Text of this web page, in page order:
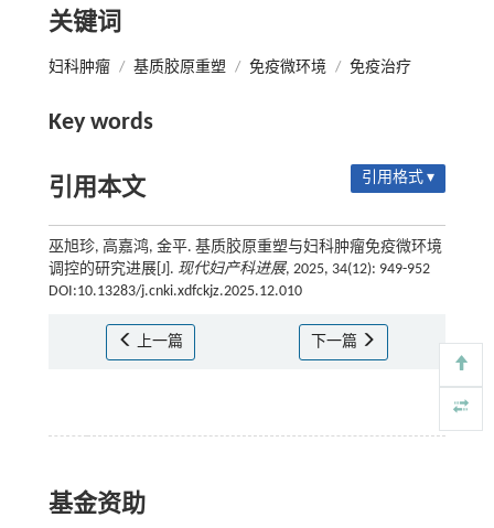
关键词
妇科肿瘤 / 基质胶原重塑 / 免疫微环境 / 免疫治疗
Key words
引用本文 引用格式 ▾
巫旭珍, 高嘉鸿, 金平. 基质胶原重塑与妇科肿瘤免疫微环境
调控的研究进展[J]. 现代妇产科进展, 2025, 34(12): 949-952
DOI:10.13283/j.cnki.xdfckjz.2025.12.010
上一篇 下一篇
基金资助